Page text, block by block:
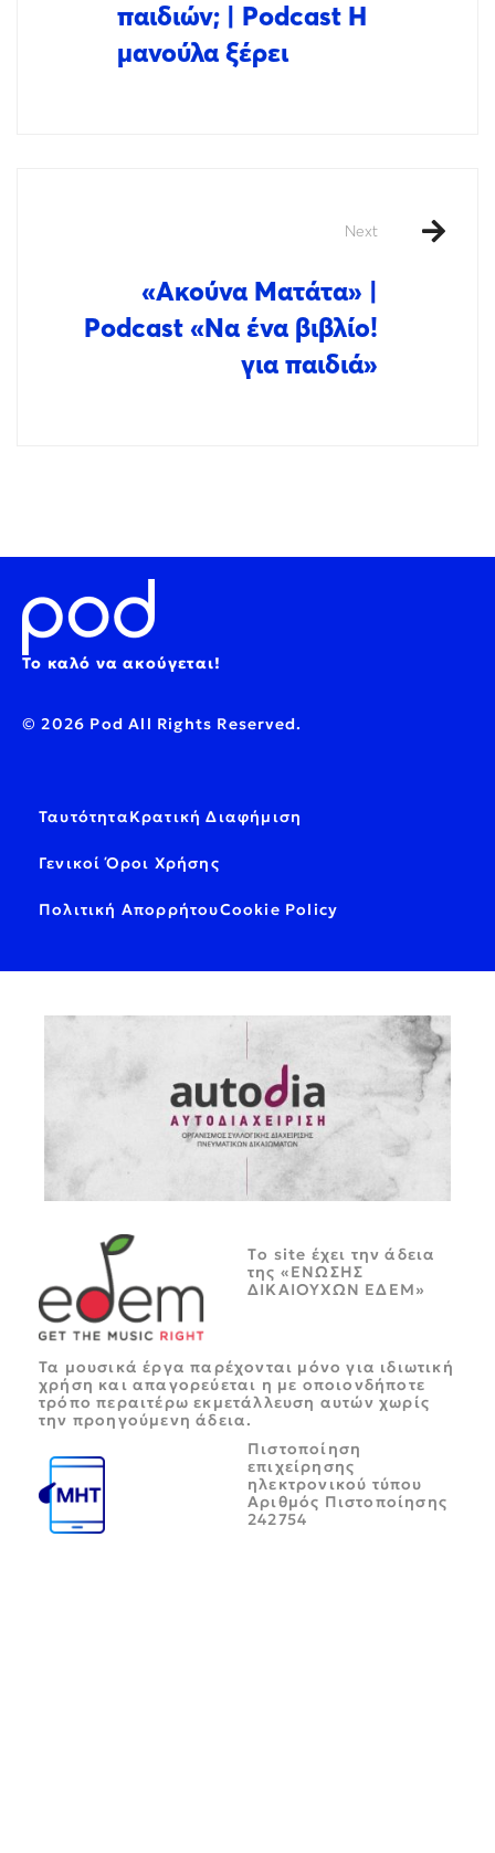
παιδιών; | Podcast Η
μανούλα ξέρει
Next
«Aκούνα Ματάτα» |
Podcast «Να ένα βιβλίο!
για παιδιά»
Το καλό να ακούγεται!
© 2026 Pod All Rights Reserved.
ΤαυτότηταΚρατική Διαφήμιση
Γενικοί Όροι Χρήσης
Πολιτική ΑπορρήτουCookie Policy
Tο site έχει την άδεια
της «ΕΝΩΣΗΣ
ΔΙΚΑΙΟΥΧΩΝ ΕΔΕΜ»
Τα μουσικά έργα παρέχονται μόνο για ιδιωτική
χρήση και απαγορεύεται η με οποιονδήποτε
τρόπο περαιτέρω εκμετάλλευση αυτών χωρίς
την προηγούμενη άδεια.
Πιστοποίηση
επιχείρησης
ηλεκτρονικού τύπου
Αριθμός Πιστοποίησης
242754